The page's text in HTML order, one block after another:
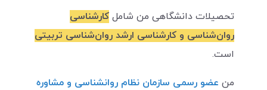
تحصیلات دانشگاهی من شامل کارشناسی
روان‌شناسی و کارشناسی ارشد روان‌شناسی تربیتی
است.
من عضو رسمی سازمان نظام روانشناسی و مشاوره